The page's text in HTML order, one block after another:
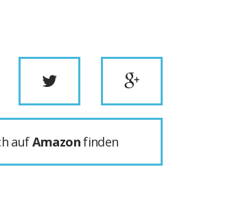
aufAmazonfinden